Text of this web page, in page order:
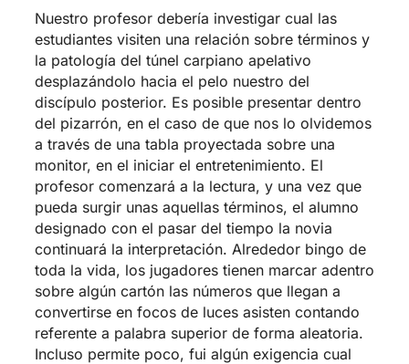
Nuestro profesor debería investigar cual las
estudiantes visiten una relación sobre términos y
la patologí­a del túnel carpiano apelativo
desplazándolo hacia el pelo nuestro del
discípulo posterior. Es posible presentar dentro
del pizarrón, en el caso de que nos lo olvidemos
a través de una tabla proyectada sobre una
monitor, en el iniciar el entretenimiento. El
profesor comenzará a la lectura, y una vez que
pueda surgir unas aquellas términos, el alumno
designado con el pasar del tiempo la novia
continuará la interpretación. Alrededor bingo de
toda la vida, los jugadores tienen marcar adentro
sobre algún cartón las números que llegan a
convertirse en focos de luces asisten contando
referente a palabra superior de forma aleatoria.
Incluso permite poco, fui algún exigencia cual